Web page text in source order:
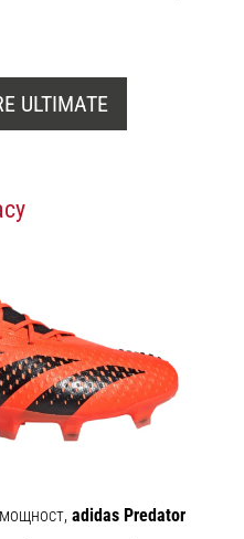
ULTIMATE
adidas Predator